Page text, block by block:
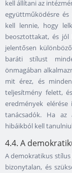
kell állítani az
együttműködésre és
kell lennie, hogy
beosztottakat, és
jelentősen
baráti stílust
önmagában
mit érez, és
teljesítmény felett,
eredmények
tanácsadók. Ha az
hibáikból kell
4.4. A
A demokratikus
bizonytalan, és